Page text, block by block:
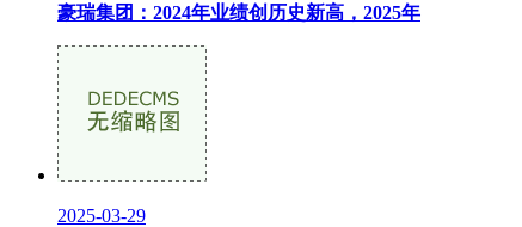
豪瑞集团：2024年业绩创历史新高，2025年
2025-03-29